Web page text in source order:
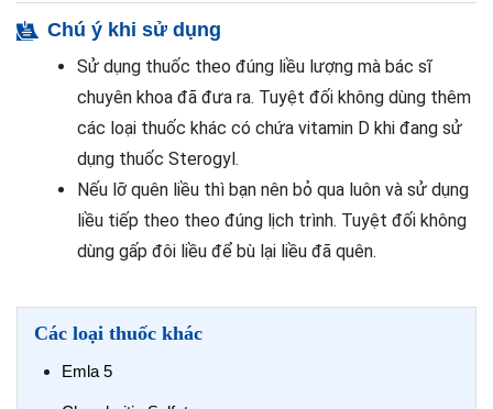
Chú ý khi sử dụng
Sử dụng thuốc theo đúng liều lượng mà bác sĩ
chuyên khoa đã đưa ra. Tuyệt đối không dùng thêm
các loại thuốc khác có chứa vitamin D khi đang sử
dụng thuốc Sterogyl.
Nếu lỡ quên liều thì bạn nên bỏ qua luôn và sử dụng
liều tiếp theo theo đúng lịch trình. Tuyệt đối không
dùng gấp đôi liều để bù lại liều đã quên.
Các loại thuốc khác
Emla 5